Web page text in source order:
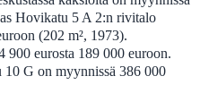
Hovikatu 5 A 2:n rivitalo
(202 m², 1973).
900 eurosta 189 000 euroon.
10 G on myynnissä 386 000